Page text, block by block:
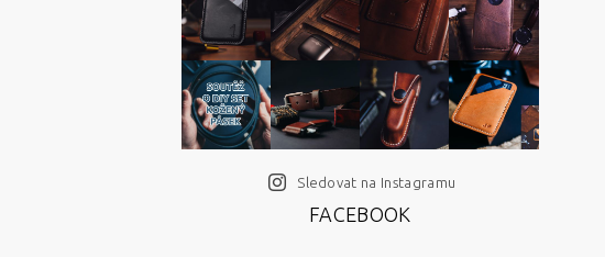
Sledovat na Instagramu
FACEBOOK